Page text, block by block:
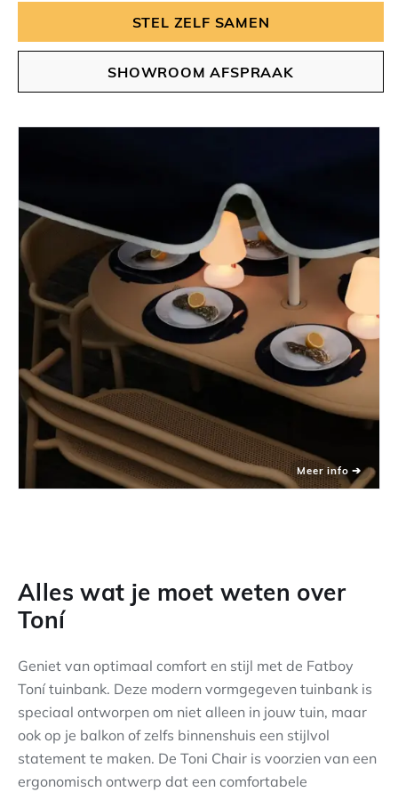
STEL ZELF SAMEN
SHOWROOM AFSPRAAK
Alles wat je moet weten over
Toní
Geniet van optimaal comfort en stijl met de Fatboy
Toní tuinbank. Deze modern vormgegeven tuinbank is
speciaal ontworpen om niet alleen in jouw tuin, maar
ook op je balkon of zelfs binnenshuis een stijlvol
statement te maken. De Toni Chair is voorzien van een
ergonomisch ontwerp dat een comfortabele